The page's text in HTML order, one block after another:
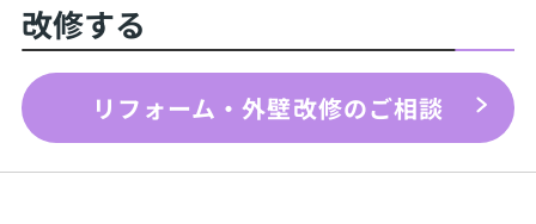
改修する
リフォーム・外壁改修のご相談